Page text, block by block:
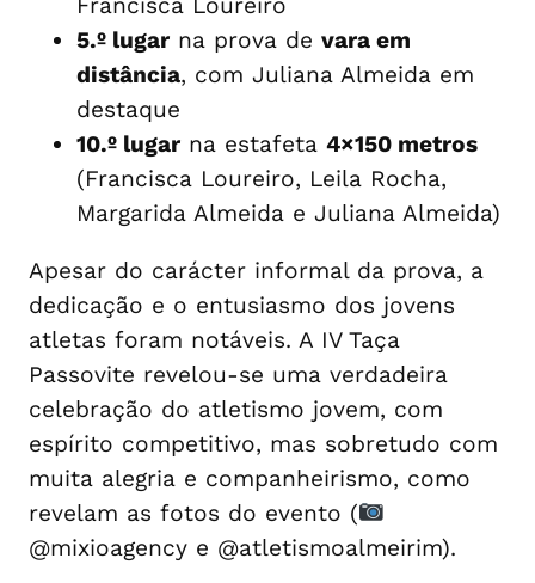
Francisca Loureiro
5.º lugar na prova de vara em
distância, com Juliana Almeida em
destaque
10.º lugar na estafeta 4×150 metros
(Francisca Loureiro, Leila Rocha,
Margarida Almeida e Juliana Almeida)
Apesar do carácter informal da prova, a
dedicação e o entusiasmo dos jovens
atletas foram notáveis. A IV Taça
Passovite revelou-se uma verdadeira
celebração do atletismo jovem, com
espírito competitivo, mas sobretudo com
muita alegria e companheirismo, como
revelam as fotos do evento (
@mixioagency e @atletismoalmeirim).